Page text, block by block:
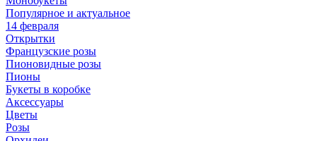
Популярное и актуальное
14 февраля
Открытки
Французские розы
Пионовидные розы
Пионы
Букеты в коробке
Аксессуары
Цветы
Розы